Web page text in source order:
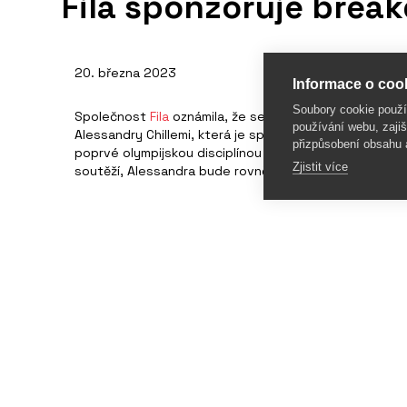
20. března 2023
Společnost Fila oznámila, že se stala sponzorem
Alessandry Chillemi, která je spíše známá pod
poprvé olympijskou disciplínou v Paříži 2024.
soutěží, Alessandra bude rovněž ambasadorkou
Informace o
Soubory cookie
používání webu,
přizpůsobení obsahu
Zjistit více